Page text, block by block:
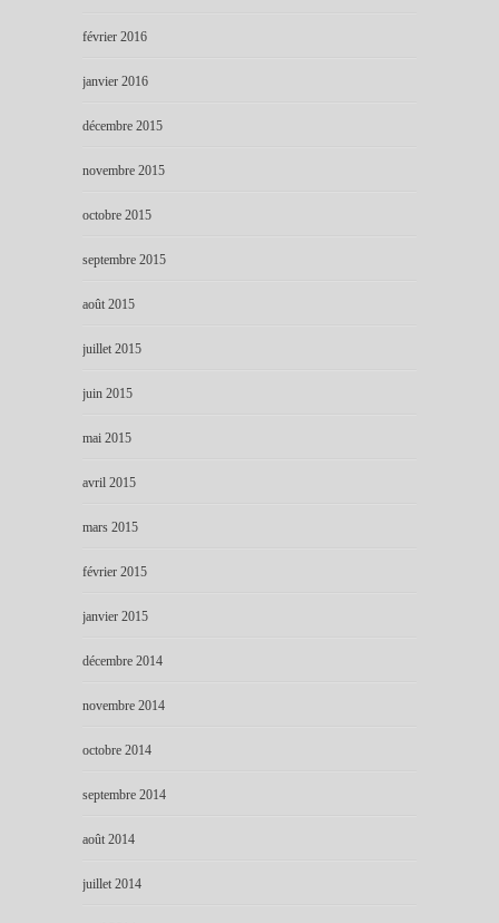
février 2016
janvier 2016
décembre 2015
novembre 2015
octobre 2015
septembre 2015
août 2015
juillet 2015
juin 2015
mai 2015
avril 2015
mars 2015
février 2015
janvier 2015
décembre 2014
novembre 2014
octobre 2014
septembre 2014
août 2014
juillet 2014